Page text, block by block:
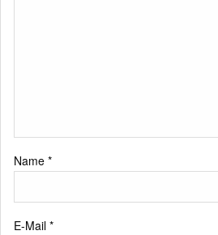
Name *
E-Mail *